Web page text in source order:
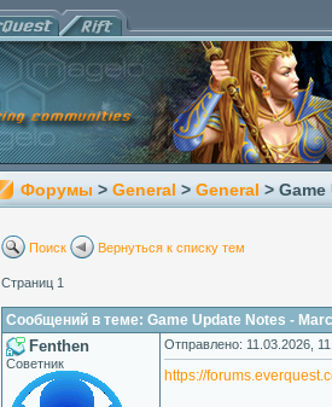
Форумы > General > General >
Поиск Вернуться к списку тем
Страниц 1
Сообщений в теме: Game Update Notes -
Fenthen
Советник
Отправлено: 11.03.2026,
https://